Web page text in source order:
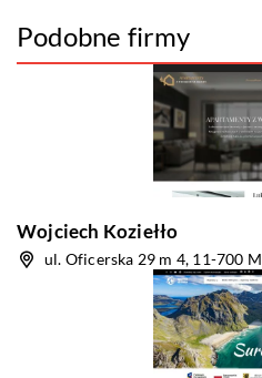
Podobne firmy
Wojciech Koziełło
ul. Oficerska 29 m 4, 11-700